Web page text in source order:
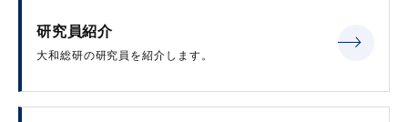
研究員紹介
大和総研の研究員を紹介します。